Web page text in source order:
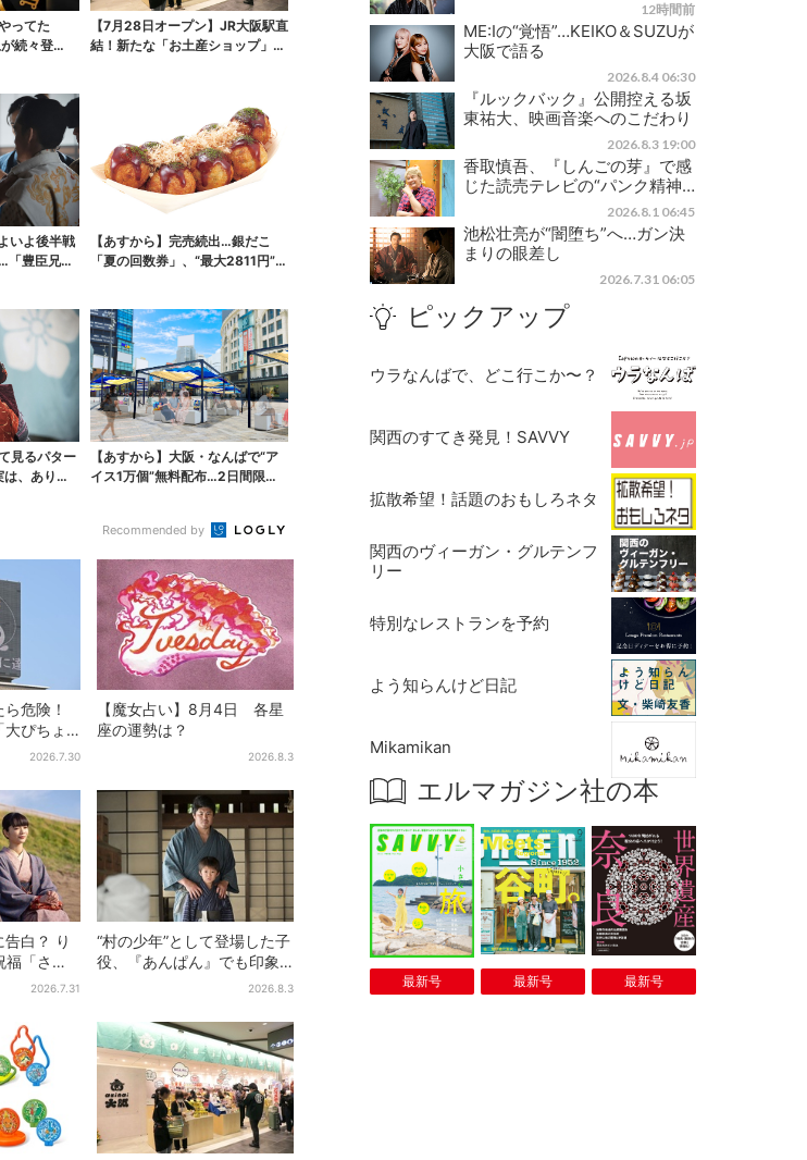
ってた
続々登
...
【7月28日オープン】JR大阪駅直
結！新たな「お土産ショップ」、
いよ後半戦
「豊臣兄
【あすから】完売続出…銀だこ
「夏の回数券」、“最大2811円”お
見るパター
、ありえ
【あすから】大阪・なんばで“ア
イス1万個”無料配布…2日間限定
Recommended by
危険！
ぴちょ
青→真っ
2026.7.30
【魔女占い】8月4日 各星
座の運勢は？
2026.8.3
白？ り
福「さす
？」2026.7.31
“村の少年”として登場した子
役、『あんぱん』でも印象
的だった…視聴者驚き「どう
2026.8.3
12時間前
ME:Iの“覚悟”…KEIKO＆SUZUが
大阪で語る
2026.8.4 06:30
『ルックバック』公開控える坂
東祐大、映画音楽へのこだわり
2026.8.3 19:00
香取慎吾、『しんごの芽』で感
じた読売テレビの“パンク精神…
2026.8.1 06:45
池松壮亮が“闇堕ち”へ…ガン決
まりの眼差し
2026.7.31 06:05
ピックアップ
ウラなんばで、どこ行こか〜？
関西のすてき発見！SAVVY
拡散希望！話題のおもしろネタ
関西のヴィーガン・グルテンフ
リー
特別なレストランを予約
よう知らんけど日記
Mikamikan
エルマガジン社の本
最新号 最新号 最新号